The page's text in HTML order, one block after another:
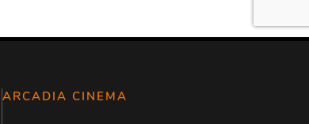
ARCADIA CINEMA